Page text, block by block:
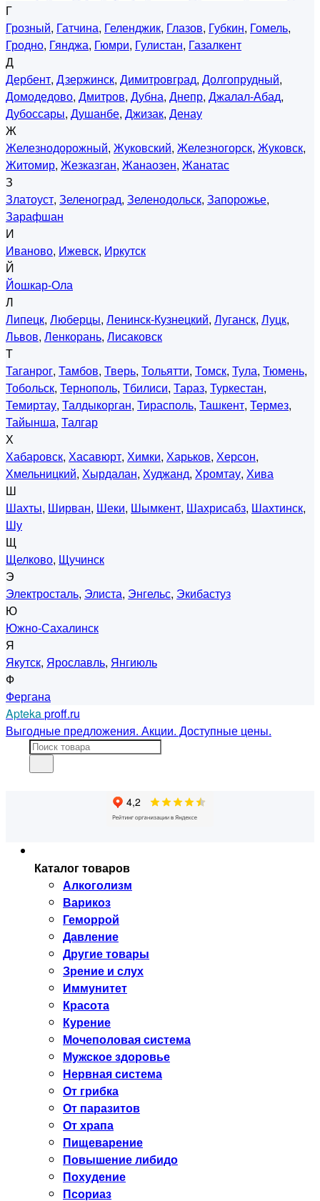
Г
Грозный, Гатчина, Геленджик, Глазов, Губкин, Гомель,
Гродно, Гянджа, Гюмри, Гулистан, Газалкент
Д
Дербент, Дзержинск, Димитровград, Долгопрудный,
Домодедово, Дмитров, Дубна, Днепр, Джалал-Абад,
Дубоссары, Душанбе, Джизак, Денау
Ж
Железнодорожный, Жуковский, Железногорск, Жуковск,
Житомир, Жезказган, Жанаозен, Жанатас
З
Златоуст, Зеленоград, Зеленодольск, Запорожье,
Зарафшан
И
Иваново, Ижевск, Иркутск
Й
Йошкар-Ола
Л
Липецк, Люберцы, Ленинск-Кузнецкий, Луганск, Луцк,
Львов, Ленкорань, Лисаковск
Т
Таганрог, Тамбов, Тверь, Тольятти, Томск, Тула, Тюмень,
Тобольск, Тернополь, Тбилиси, Тараз, Туркестан,
Темиртау, Талдыкорган, Тирасполь, Ташкент, Термез,
Тайынша, Талгар
Х
Хабаровск, Хасавюрт, Химки, Харьков, Херсон,
Хмельницкий, Хырдалан, Худжанд, Хромтау, Хива
Ш
Шахты, Ширван, Шеки, Шымкент, Шахрисабз, Шахтинск,
Шу
Щ
Щелково, Щучинск
Э
Электросталь, Элиста, Энгельс, Экибастуз
Ю
Южно-Сахалинск
Я
Якутск, Ярославль, Янгиюль
Ф
Фергана
Aptekaproff.ru
Выгодные предложения. Акции. Доступные цены.
Каталог товаров
Алкоголизм
Варикоз
Геморрой
Давление
Другие товары
Зрение и слух
Иммунитет
Красота
Курение
Мочеполовая система
Мужское здоровье
Нервная система
От грибка
От паразитов
От храпа
Пищеварение
Повышение либидо
Похудение
Псориаз